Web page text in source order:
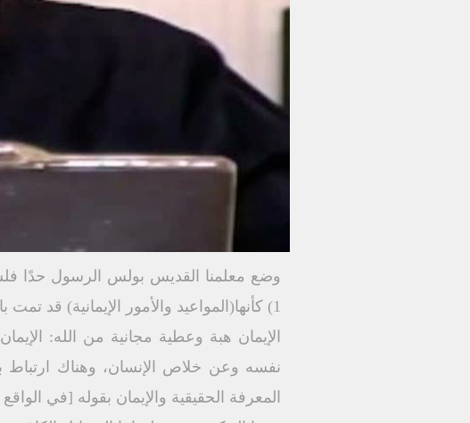
1) كأنھا(المواعید والأمور الإیمانیة) قد تمت بالفعل.
الإیمان ھبة وعطیة مجانیة من الله:
نفسه وعن خلاص الإنسان، وھناك
المعرفة الحقیقیة والإیمان بقوله [في